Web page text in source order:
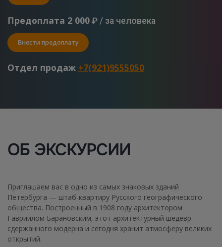
Предоплата 2 000 ₽ / за человека
Внести предоплату
Отдел продаж +7(921)9555050
ОБ ЭКСКУРСИИ
Приглашаем вас в одно из самых знаковых зданий
Петербурга — штаб-квартиру Русского географического
общества. Построенный в 1908 году архитектором
Гавриилом Барановским, этот архитектурный шедевр
сдержанного модерна и сегодня хранит атмосферу великих
открытий.